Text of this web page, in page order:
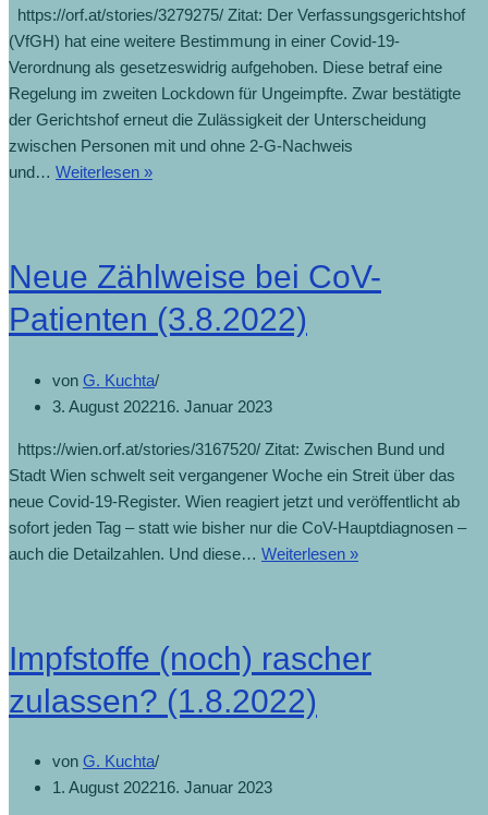
https://orf.at/stories/3279275/ Zitat: Der Verfassungsgerichtshof
(VfGH) hat eine weitere Bestimmung in einer Covid-19-
Verordnung als gesetzeswidrig aufgehoben. Diese betraf eine
Regelung im zweiten Lockdown für Ungeimpfte. Zwar bestätigte
der Gerichtshof erneut die Zulässigkeit der Unterscheidung
zwischen Personen mit und ohne 2-G-Nachweis
und… Weiterlesen »
Neue Zählweise bei CoV-
Patienten (3.8.2022)
von G. Kuchta
3. August 202216. Januar 2023
https://wien.orf.at/stories/3167520/ Zitat: Zwischen Bund und
Stadt Wien schwelt seit vergangener Woche ein Streit über das
neue Covid-19-Register. Wien reagiert jetzt und veröffentlicht ab
sofort jeden Tag – statt wie bisher nur die CoV-Hauptdiagnosen –
auch die Detailzahlen. Und diese… Weiterlesen »
Impfstoffe (noch) rascher
zulassen? (1.8.2022)
von G. Kuchta
1. August 202216. Januar 2023